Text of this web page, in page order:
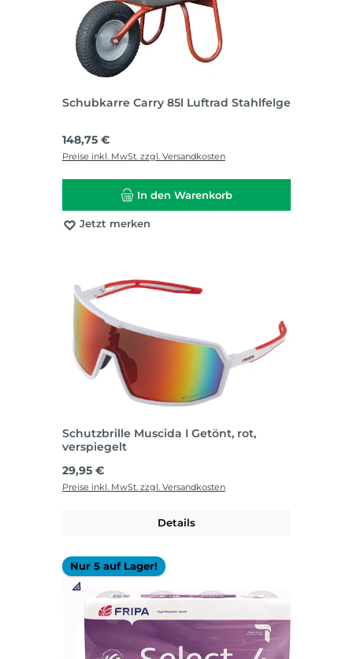
Schubkarre Carry 85l Luftrad Stahlfelge
Regulärer Preis:
148,75 €
Preise inkl. MwSt. zzgl. Versandkosten
In den Warenkorb
Jetzt merken
Schutzbrille Muscida I Getönt, rot,
verspiegelt
Regulärer Preis:
29,95 €
Preise inkl. MwSt. zzgl. Versandkosten
Details
Nur 5 auf Lager!